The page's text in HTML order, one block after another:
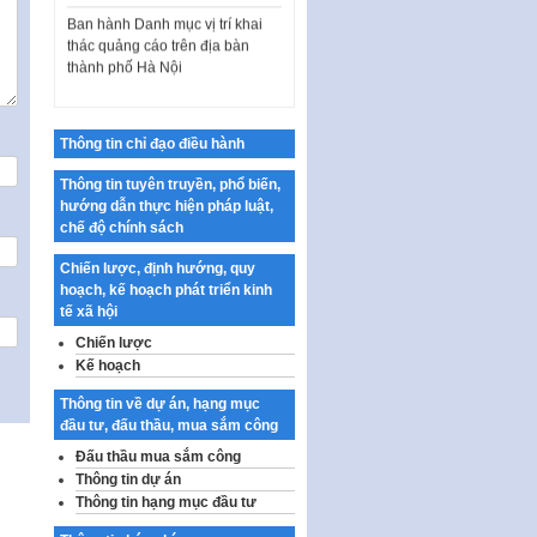
thác quảng cáo trên địa bàn
thành phố Hà Nội
tưởng của Đảng…
phí xây dựng pháp luật, hoàn
thiện thể chế, chính…
Quy định về nghiên cứu, ứng
dụng khoa học, công nghệ, đổi
mới sáng tạo và chuyển…
Quy định chi tiết và hướng dẫn
thi hành một số điều của Luật Lý
lịch tư…
Sửa đổi, bổ sung một số nội
dung tại Nghị quyết số 30/NQ-
CP ngày 24 tháng 02…
Ban hành Chương trình hành
động của Chính phủ thực hiện
Nghị quyết số 02-NQ/TW ngày
Thông tin chỉ đạo điều hành
Thông tin tuyên truyền, phổ biến,
hướng dẫn thực hiện pháp luật,
chế độ chính sách
Chiến lược, định hướng, quy
hoạch, kế hoạch phát triển kinh
tế xã hội
Chiến lược
Kế hoạch
Thông tin về dự án, hạng mục
đầu tư, đấu thầu, mua sắm công
Đấu thầu mua sắm công
Thông tin dự án
Thông tin hạng mục đầu tư